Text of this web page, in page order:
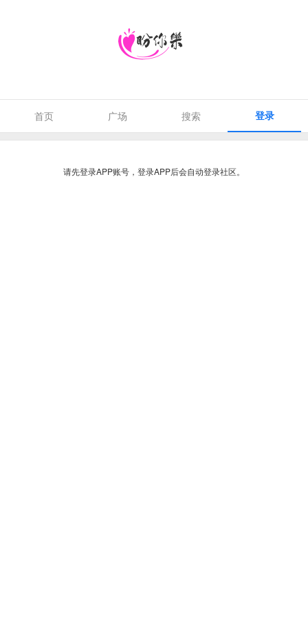
首页 广场 搜索 登录
请先登录APP账号，登录APP后会自动登录社区。